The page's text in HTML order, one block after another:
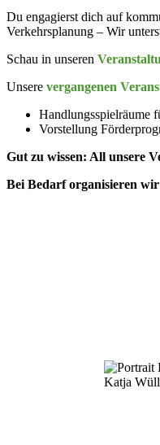
Du engagierst dich auf
Verkehrs­planung – Wir
Schau in unseren
Unsere vergan­genen
Handlungs­spiel­räume
Vorstellung
Gut zu wissen: All unsere
Bei Bedarf organi­sieren